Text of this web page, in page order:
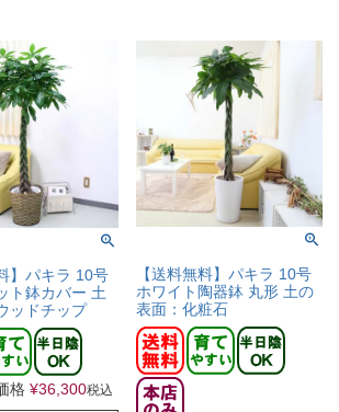
】パキラ 10号
ト鉢カバー 土
ッドチップ
格 ¥36,300税込
【送料無料】パキラ 10号
ホワイト陶器鉢 丸形 土の
表面：化粧石